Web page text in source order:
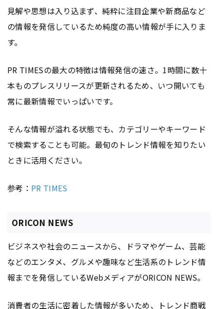
見解や思想は入り込まず、純粋に注目企業や新商品など
の情報を発信しているため純度の高い情報が手に入りま
す。
PR TIMESの最大の特徴は情報発信の速さ。1時間に数十
本ものプレスリリースが更新されるため、いつ開いても
常に最新情報でいっぱいです。
そんな情報が溢れる状態でも、カテゴリーやキーワード
で検索することも可能。最旬のトレンド情報を知りたい
ときに活用ください。
参考： PR TIMES
ORICON NEWS
ビジネスや社会のニュースから、ドラマやゲーム、芸能
などのエンタメ、グルメや趣味など生活系のトレンド情
報までを発信しているWebメディアがORICON NEWS。
消費者の生活に密着した情報が多いため、トレンド商戦